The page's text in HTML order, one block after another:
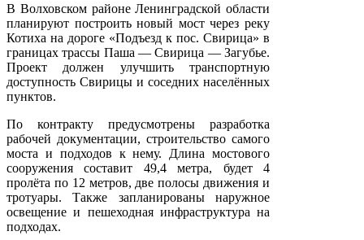
В Волховском районе Ленинградской области
планируют построить новый мост через реку
Котиха на дороге «Подъезд к пос. Свирица» в
границах трассы Паша — Свирица — Загубье.
Проект должен улучшить транспортную
доступность Свирицы и соседних населённых
пунктов.
По контракту предусмотрены разработка
рабочей документации, строительство самого
моста и подходов к нему. Длина мостового
сооружения составит 49,4 метра, будет 4
пролёта по 12 метров, две полосы движения и
тротуары. Также запланированы наружное
освещение и пешеходная инфраструктура на
подходах.